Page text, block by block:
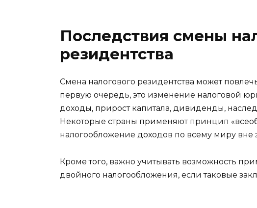
Последствия смены
резидентства
Смена налогового резидентства может
первую очередь, это изменение налоговой
доходы, прирост капитала, дивиденды,
Некоторые страны применяют принцип
налогообложение доходов по всему миру вне
Кроме того, важно учитывать возможность
двойного налогообложения, если таковые